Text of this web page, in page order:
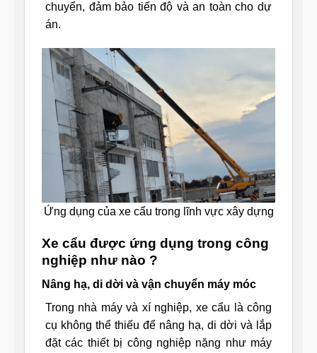
chuyển, đảm bảo tiến độ và an toàn cho dự
án.
Ứng dụng của xe cẩu trong lĩnh vực xây dựng
Xe cẩu được ứng dụng trong công
nghiệp như nào ?
Nâng hạ, di dời và vận chuyển máy móc
Trong nhà máy và xí nghiệp, xe cẩu là công
cụ không thể thiếu để nâng hạ, di dời và lắp
đặt các thiết bị công nghiệp nặng như máy